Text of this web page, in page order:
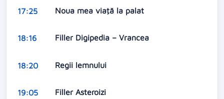
17:25 Noua mea viaţă la palat
18:16 Filler Digipedia – Vrancea
18:20 Regii lemnului
19:05 Filler Asteroizi